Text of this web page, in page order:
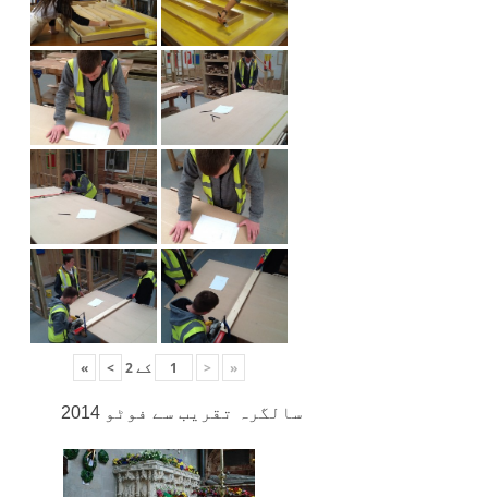
«
< کے2
>
»
سالگرہ تقریب سے فوٹو 2014